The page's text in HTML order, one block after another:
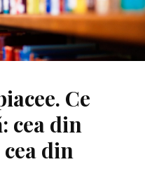
Ce
cea din
din